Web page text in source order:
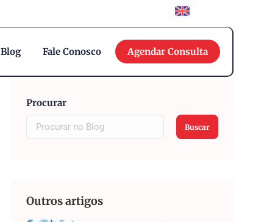
Blog Fale Conosco Agendar Consulta
Procurar
Buscar
Outros artigos